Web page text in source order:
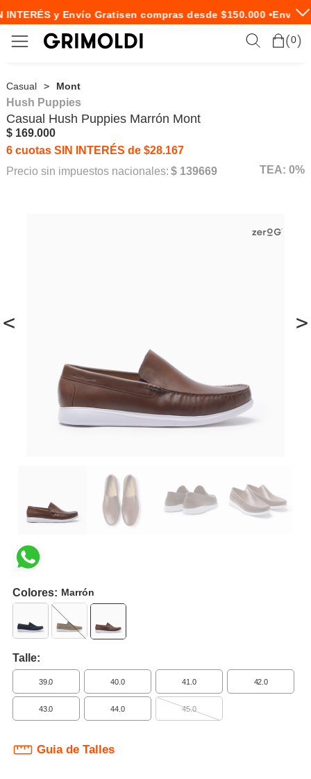
y Envío Gratisen compras desde $150.000 •Envío
0
Casual Mont
< >
Hush Puppies
Casual Hush Puppies Marrón Mont
$ 169.000
6 cuotas SIN INTERÉS de $28.167
Precio sin impuestos nacionales: $ 139669 TEA: 0%
Colores: Marrón
Talle:
39.0 40.0 41.0 42.0
43.0 44.0 45.0
Guia de Talles